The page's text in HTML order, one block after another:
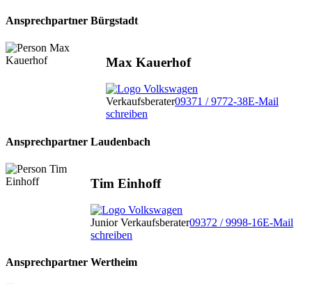
Ansprechpartner Bürgstadt
Max Kauerhof
Verkaufsberater09371 / 9772-38E-Mail
schreiben
Ansprechpartner Laudenbach
Tim Einhoff
Junior Verkaufsberater09372 / 9998-16E-Mail
schreiben
Ansprechpartner Wertheim